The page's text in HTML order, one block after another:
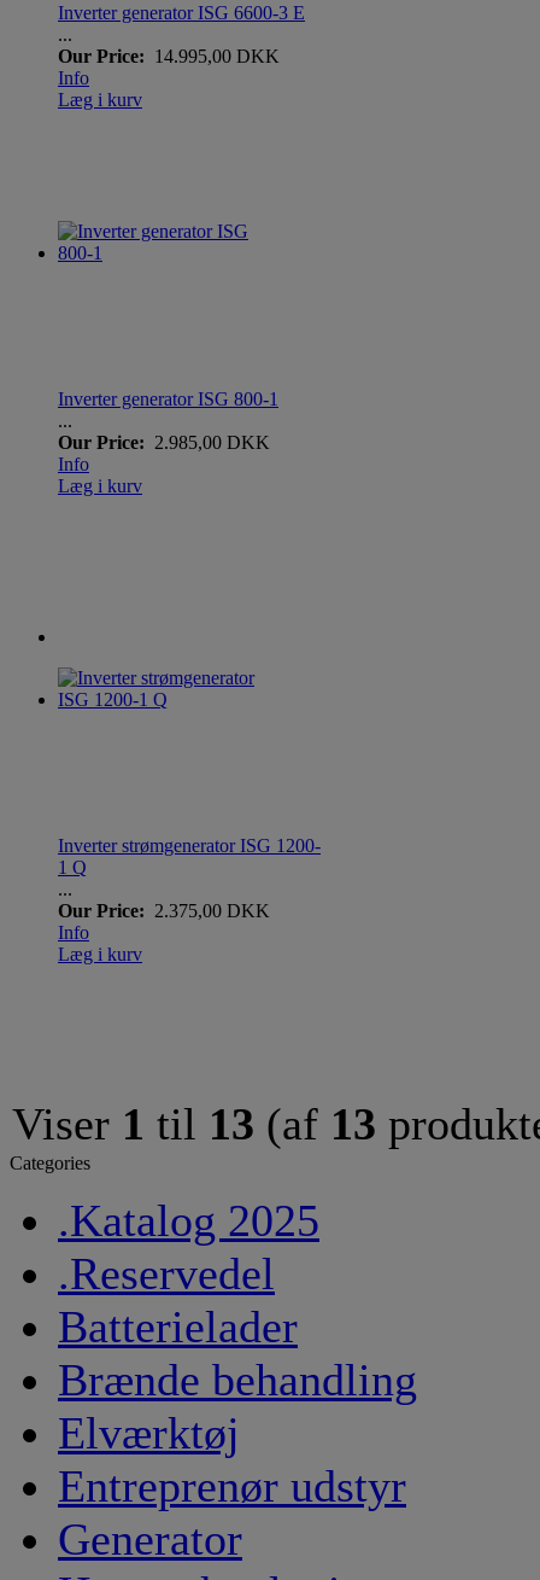
Inverter generator ISG 6600-3 E
...
Our Price: 14.995,00 DKK
Info
Læg i kurv
Inverter generator ISG 800-1
...
Our Price: 2.985,00 DKK
Info
Læg i kurv
Inverter strømgenerator ISG 1200-
1 Q
...
Our Price: 2.375,00 DKK
Info
Læg i kurv
Viser 1 til 13 (af 13
Categories
.Katalog 2025
.Reservedel
Batterielader
Brænde behandling
Elværktøj
Entreprenør udstyr
Generator